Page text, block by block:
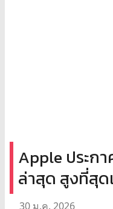
Apple ประกา
ล่าสุด สูงที่สุ
30 ม.ค. 2026